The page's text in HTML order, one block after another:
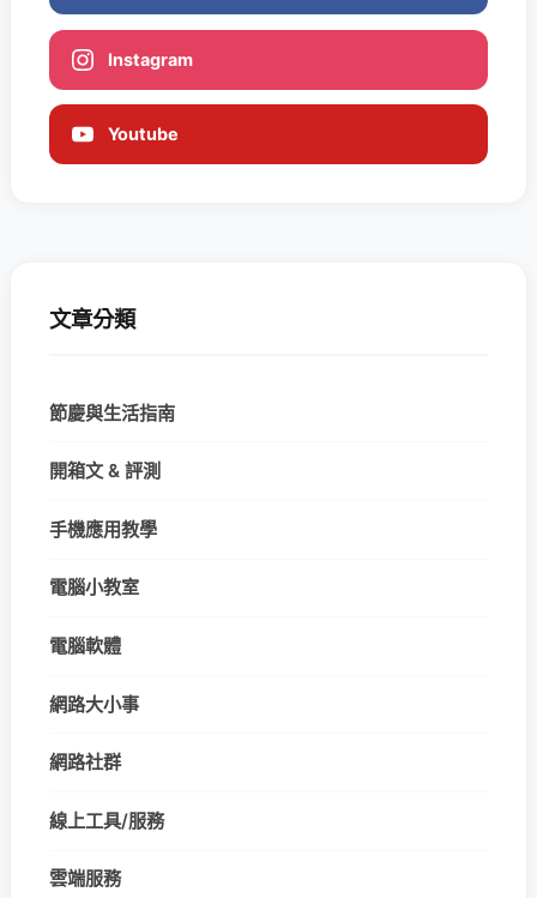
Instagram
Youtube
文章分類
節慶與生活指南
開箱文 & 評測
手機應用教學
電腦小教室
電腦軟體
網路大小事
網路社群
線上工具/服務
雲端服務